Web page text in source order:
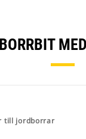
till jordborrar